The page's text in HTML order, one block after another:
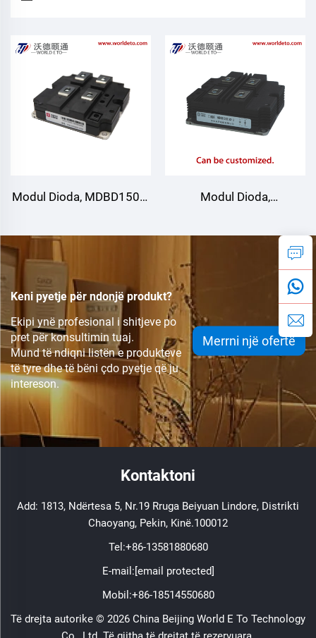
Modul Dioda, MDBD1500-
FM1500NDM33-D200
Modul Dioda,
Keni pyetje për ndonjë produkt?
Ekipi ynë profesional i shitjeve po
pret për konsultimin tuaj.
Mund të ndiqni listën e produkteve
të tyre dhe të bëni çdo pyetje që ju
intereson.
Merrni një ofertë
Kontaktoni
Add: 1813, Ndërtesa 5, Nr.19 Rruga Beiyuan Lindore, Distrikti
Chaoyang, Pekin, Kinë.100012
Tel:+86-13581880680
E-mail:[email protected]
Mobil:+86-18514550680
Të drejta autorike © 2026 China Beijing World E To Technology